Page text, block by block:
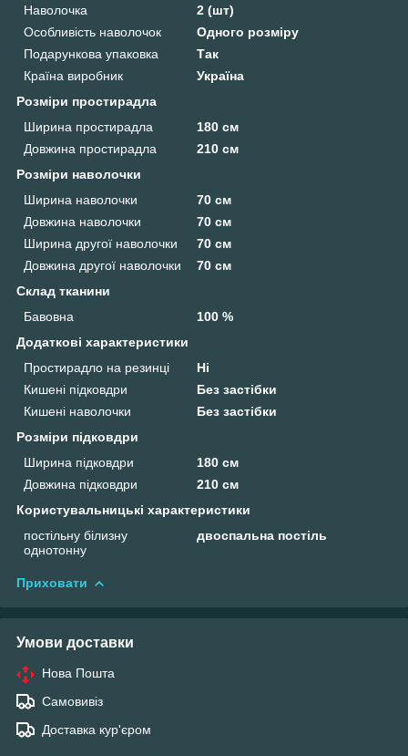
Наволочка
2 (шт)
Особливість наволочок
Одного розміру
Подарункова упаковка
Так
Країна виробник
Україна
Розміри простирадла
Ширина простирадла
180 см
Довжина простирадла
210 см
Розміри наволочки
Ширина наволочки
70 см
Довжина наволочки
70 см
Ширина другої наволочки
70 см
Довжина другої наволочки
70 см
Склад тканини
Бавовна
100 %
Додаткові характеристики
Простирадло на резинці
Ні
Кишені підковдри
Без застібки
Кишені наволочки
Без застібки
Розміри підковдри
Ширина підковдри
180 см
Довжина підковдри
210 см
Користувальницькі характеристики
постільну білизну
однотонну
двоспальна постіль
Приховати
Умови доставки
Нова Пошта
Самовивіз
Доставка кур'єром